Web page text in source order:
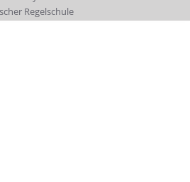
Regelschule